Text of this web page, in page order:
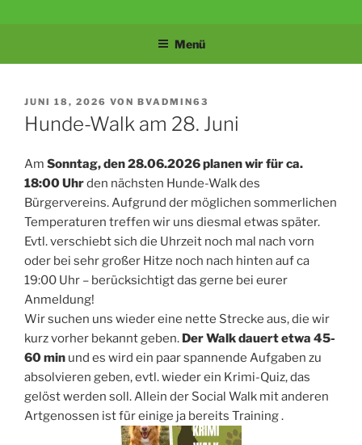
TÖNISHEIDE 1907
E.V.
Menü
VERÖFFENTLICHT
AM
JUNI 18, 2026 VON BVADMIN63
Hunde-Walk am 28. Juni
Am Sonntag, den 28.06.2026 planen wir für ca.
18:00 Uhrden nächsten Hunde-Walk des
Bürgervereins. Aufgrund der möglichen sommerlichen
Temperaturen treffen wir uns diesmal etwas später.
Evtl. verschiebt sich die Uhrzeit noch mal nach vorn
oder bei sehr großer Hitze noch nach hinten auf ca
19:00 Uhr – berücksichtigt das gerne bei eurer
Anmeldung!
Wir suchen uns wieder eine nette Strecke aus, die wir
kurz vorher bekannt geben. Der Walk dauert etwa 45-
60 min und es wird ein paar spannende Aufgaben zu
absolvieren geben, evtl. wieder ein Krimi-Quiz, das
gelöst werden soll. Allein der Social Walk mit anderen
Artgenossen ist für einige ja bereits Training .